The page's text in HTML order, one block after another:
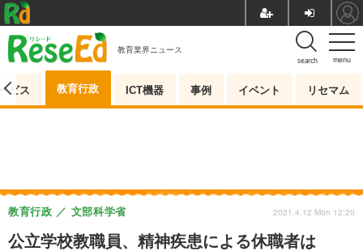
menu
search
教育業界ニュース
ビス 教育行政 ICT機器 事例 イベント リセマム
公立学校教職員、精神疾患による休職者は
教育行政 文部科学省 2021.4.12 Mon 12:20